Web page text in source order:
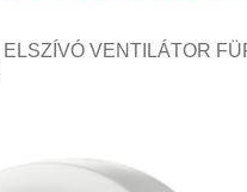
ELSZÍVÓ VENTILÁTOR